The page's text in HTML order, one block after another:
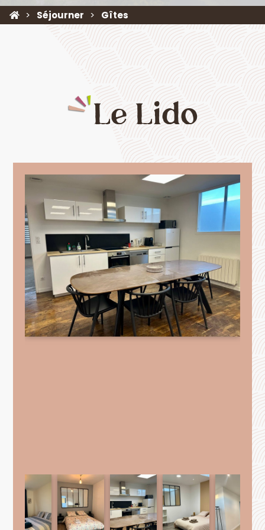
Séjourner Gîtes
Le Lido